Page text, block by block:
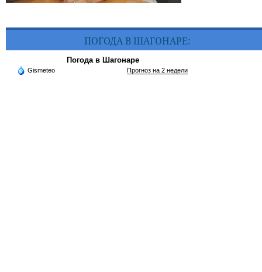
ПОГОДА В ШАГОНАРЕ:
Погода в Шагонаре
Gismeteo Прогноз на 2 недели